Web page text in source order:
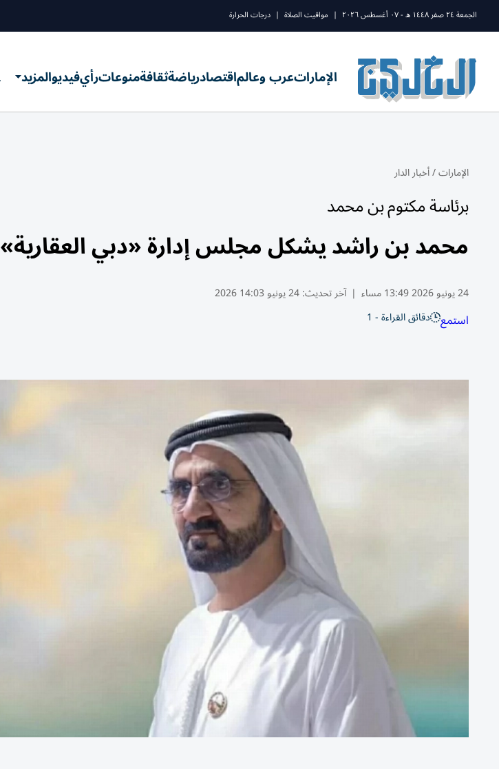
الجمعة ٢٤ صفر ١٤٤٨ ه - ٠٧ أغسطس ٢٠٢٦ | مواقيت الصلاة | درجات الحرارة
الإماراتعرب وعالماقتصادرياضةثقافةمنوعاترأيفيديوالمزيد
الإمارات/أخبار الدار
برئاسة مكتوم بن محمد
محمد بن راشد يشكل مجلس إدارة «دبي العقارية»
24 يونيو 2026 13:49 مساء | آخر تحديث:24 يونيو 14:03 2026
استمع دقائق القراءة - 1